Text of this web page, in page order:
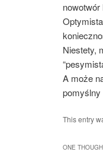
nowotwór
Niestety,
A może
pomyślny
This entry
ONE